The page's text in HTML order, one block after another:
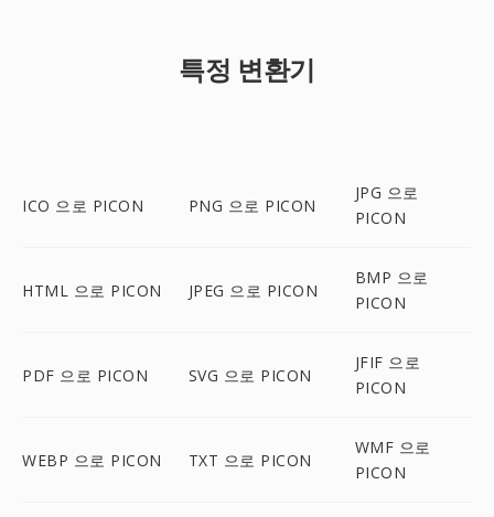
특정 변환기
ICO 으로 PICON PNG 으로 PICON
JPG 으로
PICON
HTML 으로 PICON JPEG 으로 PICON
BMP 으로
PICON
PDF 으로 PICON SVG 으로 PICON
JFIF 으로
PICON
WEBP 으로 PICON TXT 으로 PICON
WMF 으로
PICON